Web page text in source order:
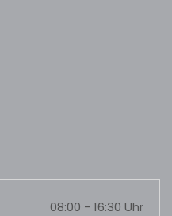
08:00 - 16:30 Uhr